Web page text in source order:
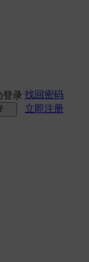
登录 找回密码
立即注册